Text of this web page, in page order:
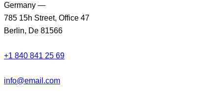
Germany —
785 15h Street, Office 47
Berlin, De 81566
+1 840 841 25 69
info@email.com